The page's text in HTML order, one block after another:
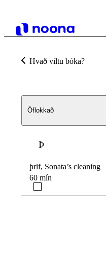
Hvað viltu bóka?
Óflokkað
Þ
þrif, Sonata’s cleaning
60 mín